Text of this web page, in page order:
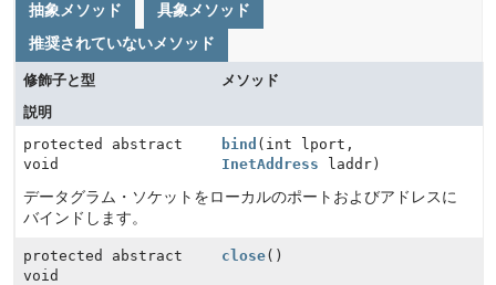
抽象メソッド
具象メソッド
推奨されていないメソッド
修飾子と型
メソッド
説明
protected abstract
void
bind (int lport,
InetAddress laddr)
データグラム・ソケットをローカルのポートおよびアドレスに
バインドします。
protected abstract
void
close()